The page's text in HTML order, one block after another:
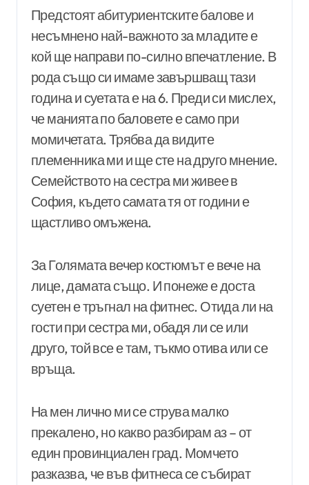
Предстоят абитуриентските балове и
несъмнено най-важното за младите е
кой ще направи по-силно впечатление. В
рода също си имаме завършващ тази
година и суетата е на 6. Преди си мислех,
че манията по баловете е само при
момичетата. Трябва да видите
племенника ми и ще сте на друго мнение.
Семейството на сестра ми живее в
София, където самата тя от години е
щастливо омъжена.
За Голямата вечер костюмът е вече на
лице, дамата също. И понеже е доста
суетен е тръгнал на фитнес. Отида ли на
гости при сестра ми, обадя ли се или
друго, той все е там, тъкмо отива или се
връща.
На мен лично ми се струва малко
прекалено, но какво разбирам аз – от
един провинциален град. Момчето
разказва, че във фитнеса се събират